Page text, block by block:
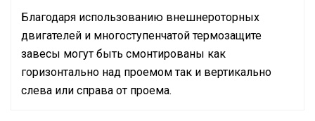
Благодаря использованию внешнероторных
двигателей и многоступенчатой термозащите
завесы могут быть смонтированы как
горизонтально над проемом так и вертикально
слева или справа от проема.